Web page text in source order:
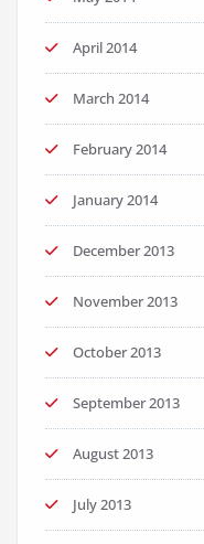
April 2014
March 2014
February 2014
January 2014
December 2013
November 2013
October 2013
September 2013
August 2013
July 2013